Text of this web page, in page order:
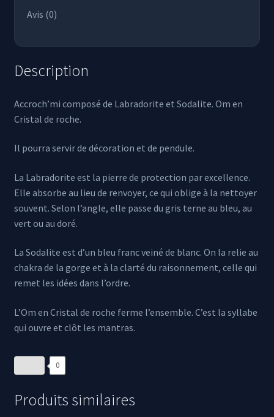
Avis (0)
Description
Accroch’mi composé de Labradorite et Sodalite. Om en
Cristal de roche.
Il pourra servir de décoration et de pendule.
La Labradorite est la pierre de protection par excellence.
Elle absorbe au lieu de renvoyer, ce qui oblige à la nettoyer
souvent. Selon l’angle, elle passe du gris terne au bleu, au
vert ou au doré.
La Sodalite est d’un bleu franc veiné de blanc. On la relie au
chakra de la gorge et à la clarté du raisonnement, celle qui
remet les idées dans l’ordre.
L’Om en Cristal de roche ferme l’ensemble. C’est la syllabe
qui ouvre et clôt les mantras.
0
Produits similaires